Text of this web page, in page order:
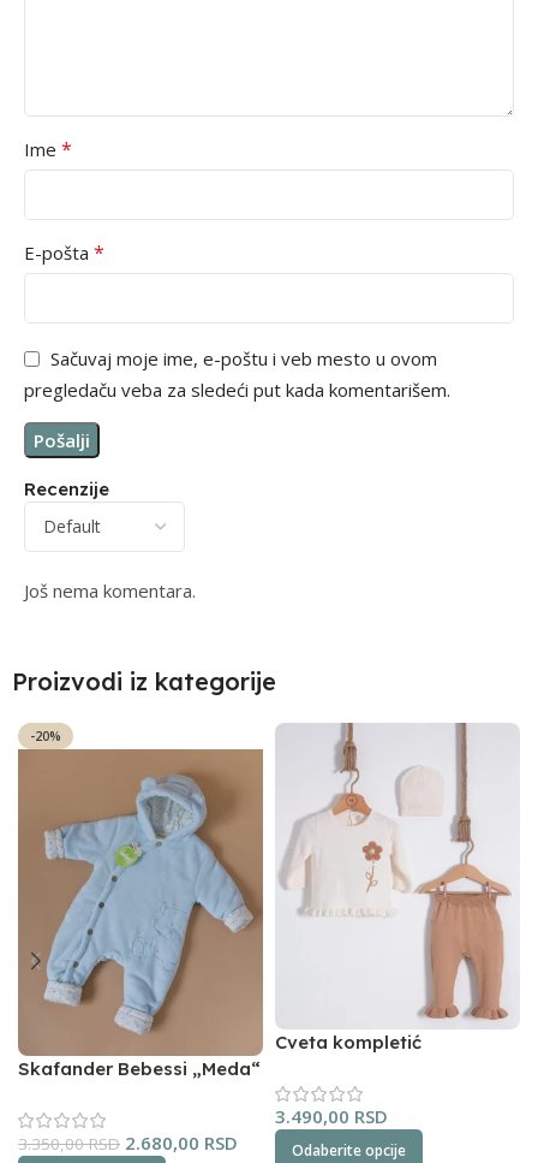
Recenzije
Još nema komentara.
Ime *
E-pošta *
Sačuvaj moje ime, e-poštu i veb mesto u ovom
pregledaču veba za sledeći put kada komentarišem.
Proizvodi iz kategorije
-20%
Skafander Bebessi „Meda“
3.350,00RSD 2.680,00 RSD
Cveta kompletić
3.490,00 RSD
Odaberite opcije